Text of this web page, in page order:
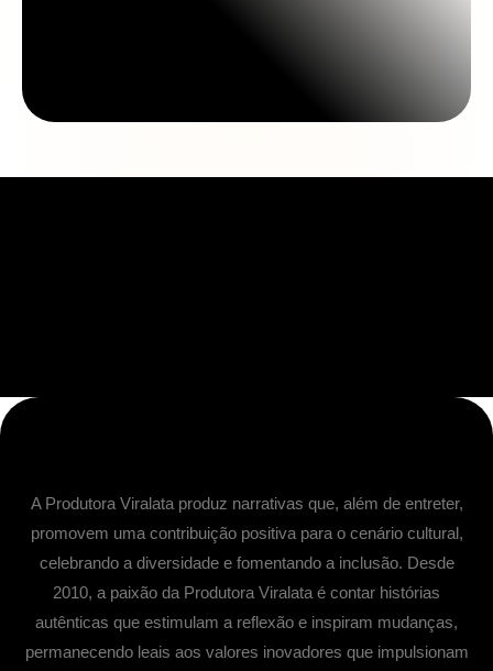
A Produtora Viralata produz narrativas que, além de entreter,
promovem uma contribuição positiva para o cenário cultural,
celebrando a diversidade e fomentando a inclusão. Desde
2010, a paixão da Produtora Viralata é contar histórias
autênticas que estimulam a reflexão e inspiram mudanças,
permanecendo leais aos valores inovadores que impulsionam